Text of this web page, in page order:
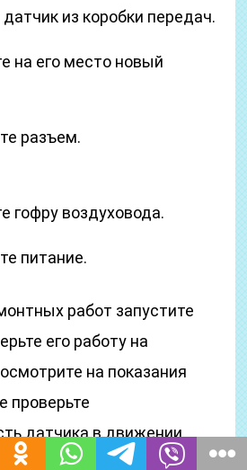
датчик из коробки передач.
на его место новый
разъем.
гофру воздуховода.
питание.
работ запустите
его работу на
на показания
проверьте
датчика в движении.